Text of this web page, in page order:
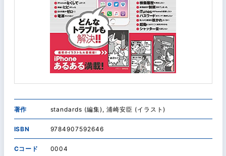
著作 standards (編集), 浦崎安臣 (イラスト)
ISBN 9784907592646
Cコード 0004